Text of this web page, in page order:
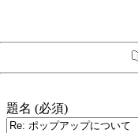
題名 (必須)